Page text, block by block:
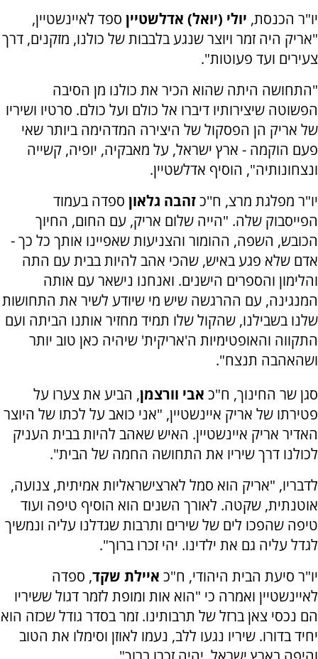
יו"ר הכנסת, יולי (יואל) אדלשטיין ספד לאיינשטיין,
"אריק היה זמר ויוצר שנגע בלבבות של כולנו, מזקנים, דרך
צעירים ועד פעוטות".
"התחושה היתה שהוא הכיר את כולנו מן הסיבה
הפשוטה שיצירותיו דיברו אל כולם ועל כולם. סרטיו ושיריו
של אריק הן הפסקול של היצירה המדהימה ביותר שאי
פעם הוקמה - ארץ ישראל, על מאבקיה, יופיה, קשייה
ונצחונותיה", הוסיף אדלשטיין.
יו"ר מפלגת מרצ, ח''כזהבה גלאון ספדה בעמוד
הפייסבוק שלה. "הייה שלום אריק, עם החום, החיוך
הכובש, השפה, ההומור והצניעות שאפיינו אותך כל כך -
אדם שלא פגע באיש, שהכי אהב להיות בבית עם התה
והלימון והספרים הישנים. ואנחנו נישאר עם אותה
המנגינה, עם ההרגשה שיש מי שיודע לשיר את התחושות
שלנו בשבילנו, שהקול שלו תמיד מחזיר אותנו הביתה ועם
התקווה והאופטימיות ה'אריקית' שיהיה כאן טוב יותר
ושהאהבה תנצח".
סגן שר החינוך, ח"כ אבי וורצמן, הביע את צערו על
פטירתו של אריק איינשטיין, "אני כואב על לכתו של היוצר
האדיר אריק איינשטיין. האיש שאהב להיות בבית העניק
לכולנו דרך שיריו את התחושה החמה של הבית".
לדבריו, "אריק הוא סמל לארצישראליות אמיתית, צנועה,
אוטנתית, שקטה. לאורך השנים הוא הוסיף טיפה ועוד
טיפה שהפכו לים של שירים ותרבות שגדלנו עליה ונמשיך
לגדל עליה גם את ילדינו. יהי זכרו ברוך".
יו"ר סיעת הבית היהודי, ח"כ איילת שקד, ספדה
לאיינשטיין ואמרה כי "הוא אות ומופת לזמר דגול ששיריו
הם נכסי צאן ברזל של תרבותינו. זמר בסדר גודל שכזה הוא
יחיד בדורו. שיריו נגעו ללב, נעמו לאוזן וסימלו את הטוב